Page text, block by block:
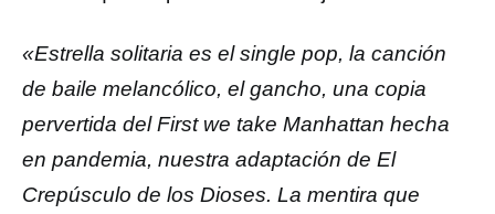
«Estrella solitaria es el single pop, la canción
de baile melancólico, el gancho, una copia
pervertida del First we take Manhattan hecha
en pandemia, nuestra adaptación de El
Crepúsculo de los Dioses. La mentira que